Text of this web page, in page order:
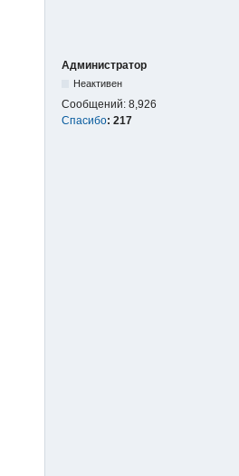
Администратор
Неактивен
Сообщений: 8,926
Спасибо: 217